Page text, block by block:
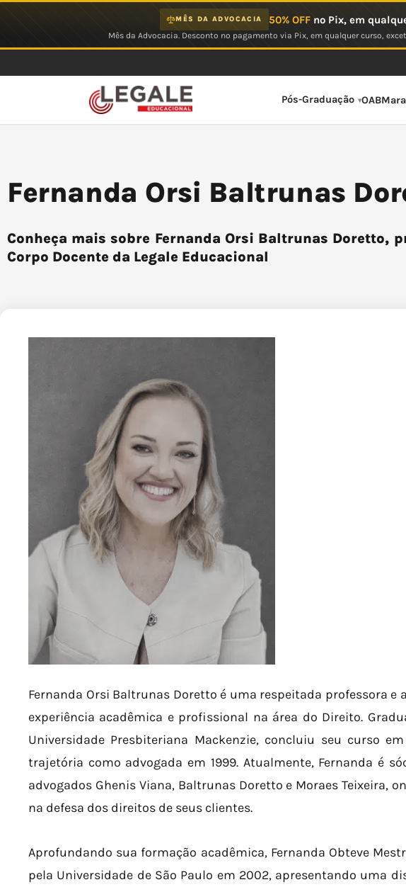
MÊS DA ADVOCACIA 50% OFFno Pix, em
Mês da Advocacia. Desconto no pagamento via Pix, em qualquer curso,
Pós-Graduação OAB
Fernanda Orsi Baltrunas
Conheça mais sobre Fernanda Orsi Baltrunas Doretto,
Corpo Docente da Legale Educacional
Fernanda Orsi Baltrunas Doretto é uma respeitada professora e
experiência acadêmica e profissional na área do Direito.
Universidade Presbiteriana Mackenzie, concluiu seu curso
trajetória como advogada em 1999. Atualmente, Fernanda é
advogados Ghenis Viana, Baltrunas Doretto e Moraes Teixeira,
na defesa dos direitos de seus clientes.
Aprofundando sua formação acadêmica, Fernanda Obteve
pela Universidade de São Paulo em 2002, apresentando uma